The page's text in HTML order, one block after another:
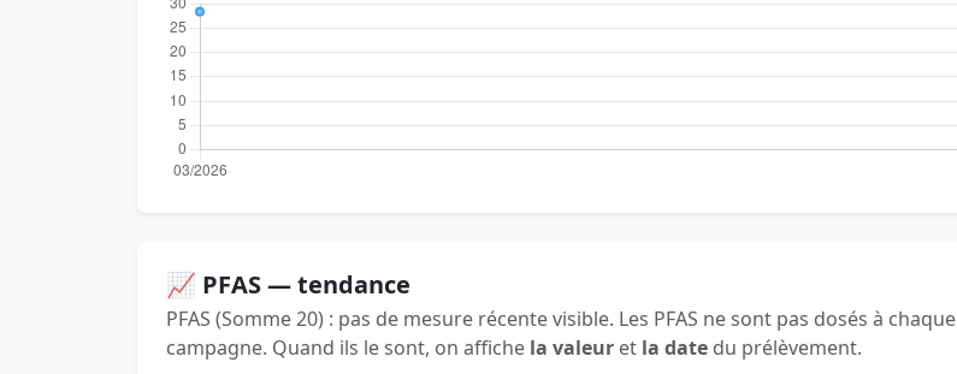
📈 PFAS — tendance
PFAS (Somme 20) : pas de mesure récente visible. Les PFAS ne sont pas dosés à chaque
campagne. Quand ils le sont, on affiche la valeur et la date du prélèvement.